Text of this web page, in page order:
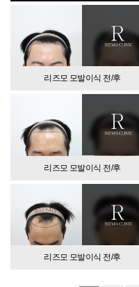
리즈모 모발이식 전/후
리즈모 모발이식 전/후
리즈모 모발이식 전/후